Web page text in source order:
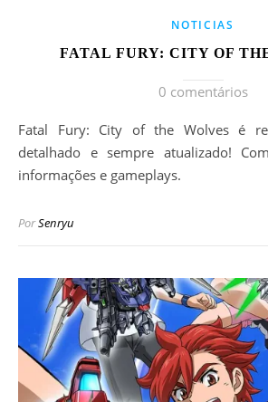
NOTICIAS
FATAL FURY: CITY OF
0 comentários
Fatal Fury: City of the Wolves é
detalhado e sempre atualizado!
informações e gameplays.
PorSenryu